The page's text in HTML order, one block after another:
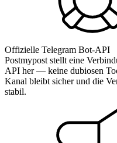
Offizielle Telegram Bot-API
Postmypost stellt eine
API her — keine dubiosen
Kanal bleibt sicher und die
stabil.